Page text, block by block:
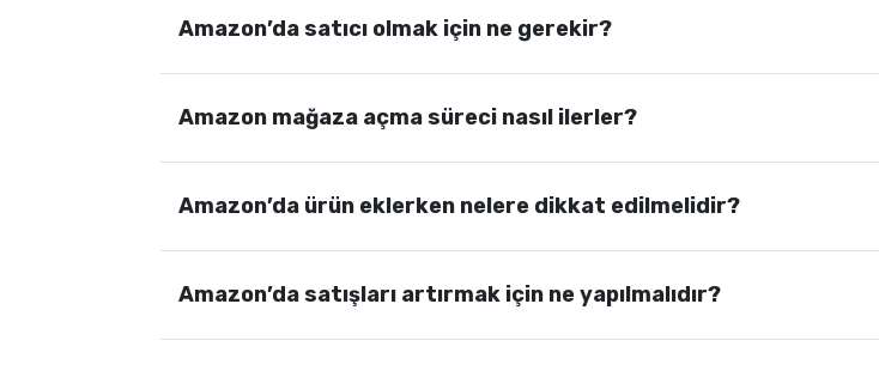
Amazon’da satıcı olmak için ne gerekir?
Amazon mağaza açma süreci nasıl ilerler?
Amazon’da ürün eklerken nelere dikkat edilmelidir?
Amazon’da satışları artırmak için ne yapılmalıdır?